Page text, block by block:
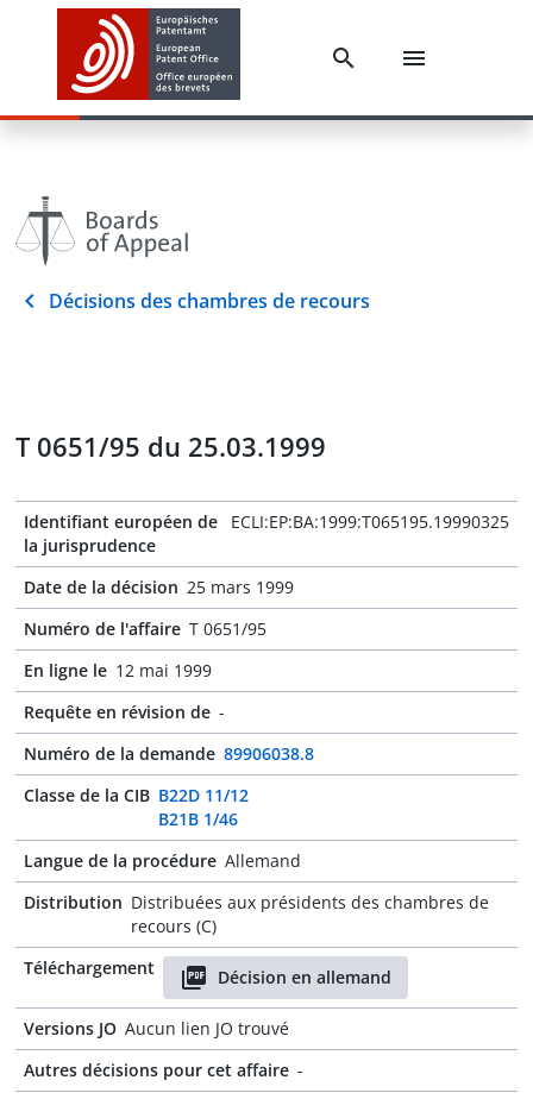
Décisions des chambres de recours
T 0651/95 du 25.03.1999
Identifiant européen de
la jurisprudence
ECLI:EP:BA:1999:T065195.19990325
Date de la décision 25 mars 1999
Numéro de l'affaire T 0651/95
En ligne le 12 mai 1999
Requête en révision de -
Numéro de la demande 89906038.8
Classe de la CIB B22D 11/12
B21B 1/46
Langue de la procédure Allemand
Distribution Distribuées aux présidents des chambres de
recours (C)
Téléchargement
Décision en allemand
Versions JO Aucun lien JO trouvé
Autres décisions pour cet affaire -